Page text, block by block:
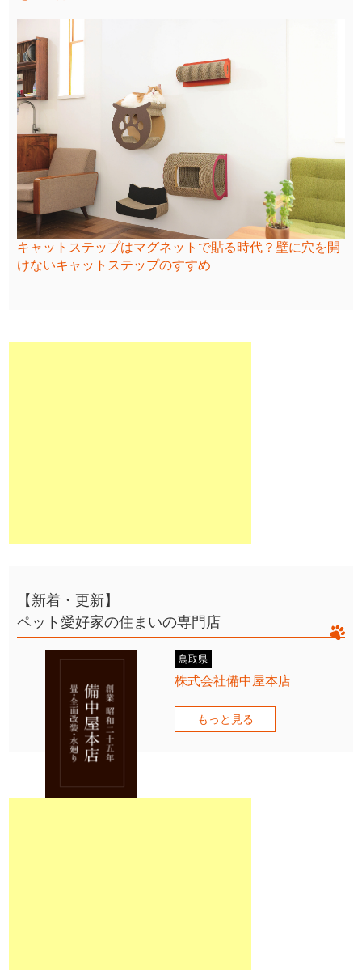
キャットステップはマグネットで貼る時代？壁に穴を開
けないキャットステップのすすめ
【新着・更新】
ペット愛好家の住まいの専門店
鳥取県
株式会社備中屋本店
もっと見る